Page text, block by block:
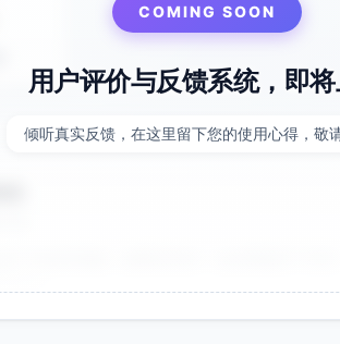
COMING SOON
用户评价与反馈系统，即
倾听真实反馈，在这里留下您的使用心得，敬请